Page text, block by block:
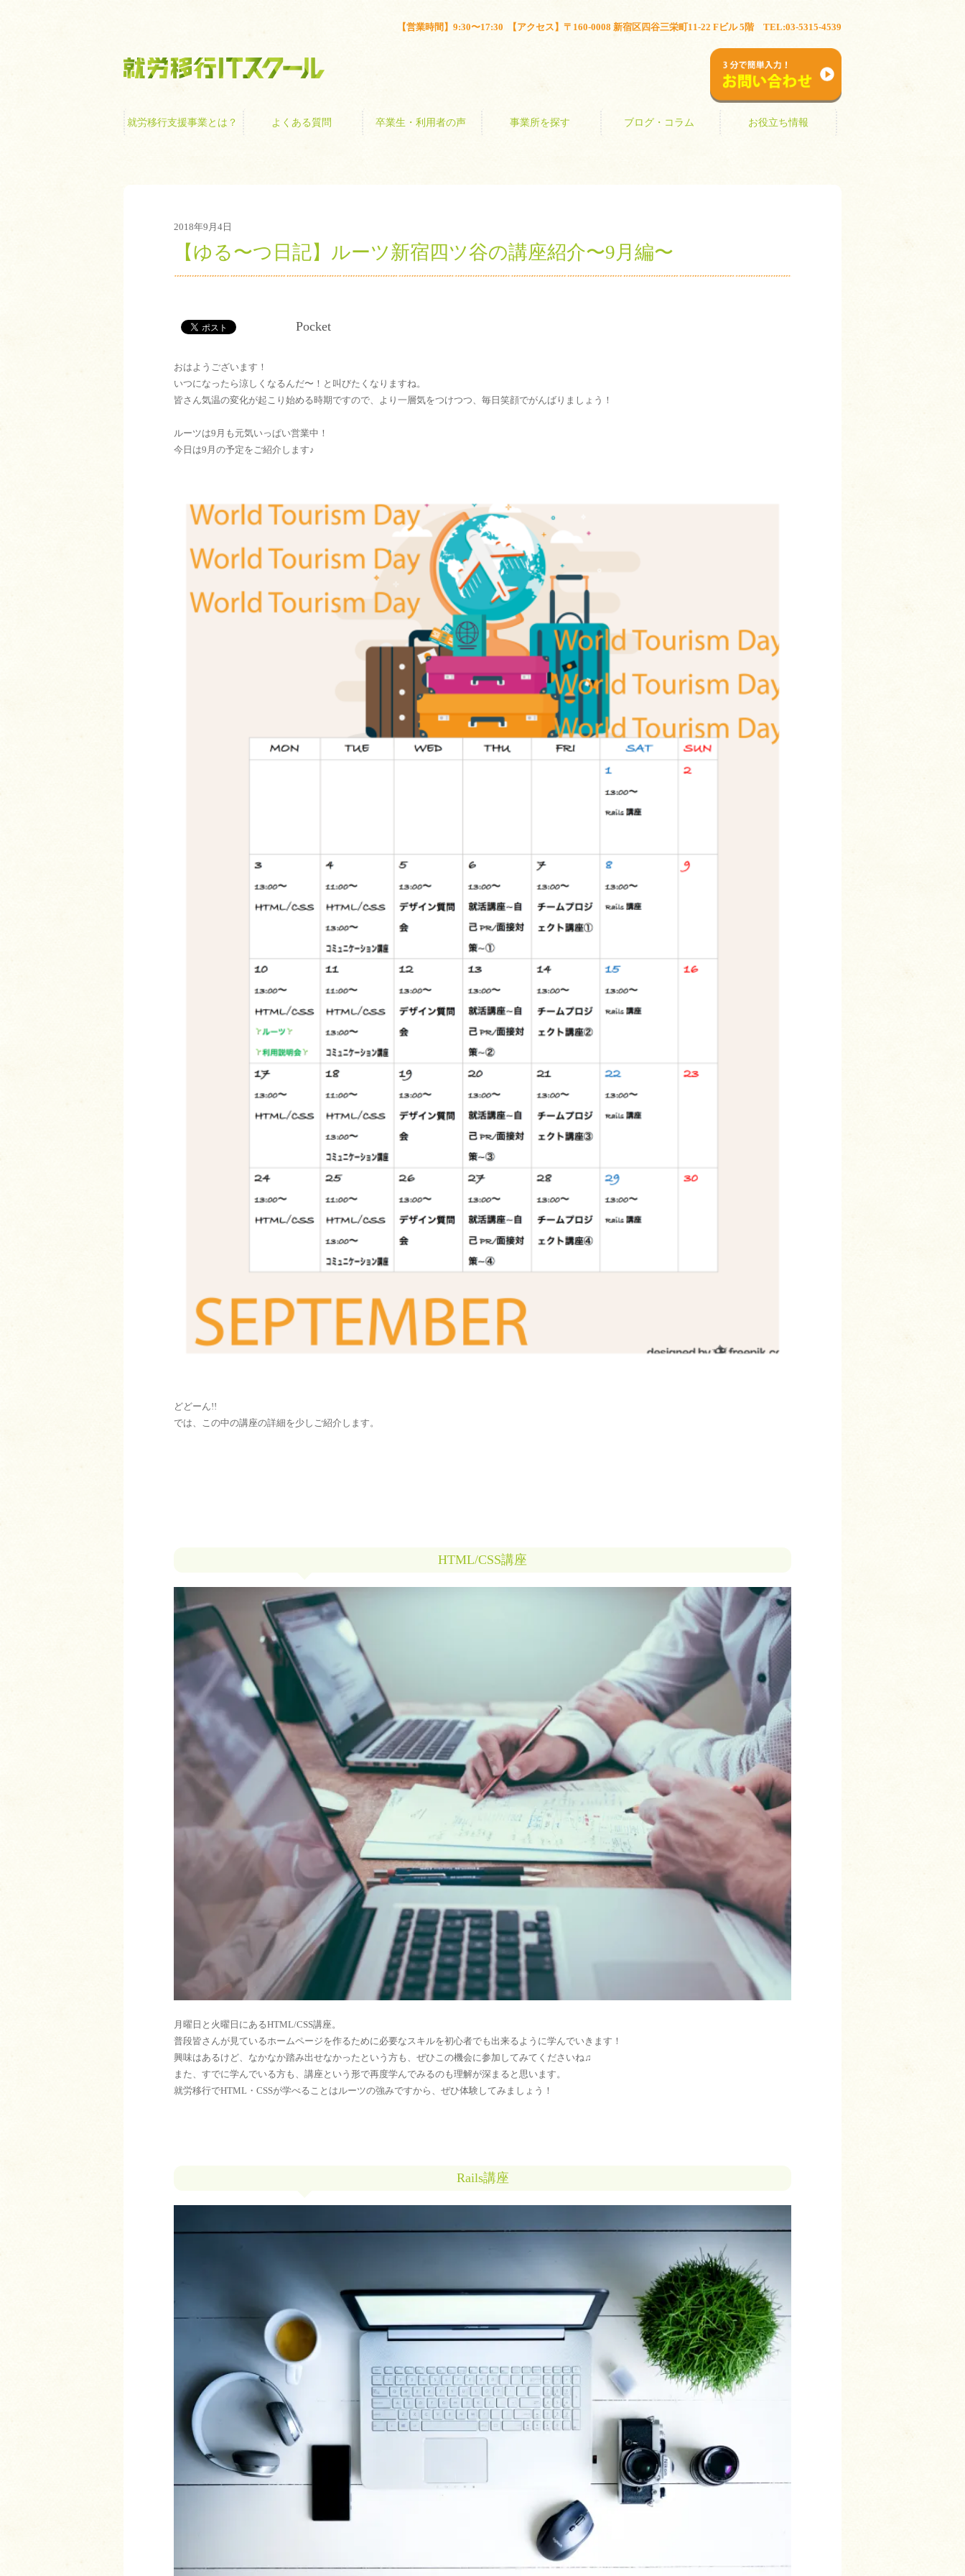
【営業時間】9:30〜17:30 【アクセス】〒160-0008 新宿区四谷三栄町11-22 Fビル 5階 TEL:03-5315-4539
就労移行支援事業とは？ よくある質問 卒業生・利用者の声 事業所を探す ブログ・コラム お役立ち情報
2018年9月4日
【ゆる〜つ日記】ルーツ新宿四ツ谷の講座紹介〜9月編〜
Pocket
おはようございます！
いつになったら涼しくなるんだ〜！と叫びたくなりますね。
皆さん気温の変化が起こり始める時期ですので、より一層気をつけつつ、毎日笑顔でがんばりましょう！
ルーツは9月も元気いっぱい営業中！
今日は9月の予定をご紹介します♪
どどーん!!
では、この中の講座の詳細を少しご紹介します。
HTML/CSS講座
月曜日と火曜日にあるHTML/CSS講座。
普段皆さんが見ているホームページを作るために必要なスキルを初心者でも出来るように学んでいきます！
興味はあるけど、なかなか踏み出せなかったという方も、ぜひこの機会に参加してみてくださいね♫
また、すでに学んでいる方も、講座という形で再度学んでみるのも理解が深まると思います。
就労移行でHTML・CSSが学べることはルーツの強みですから、ぜひ体験してみましょう！
Rails講座